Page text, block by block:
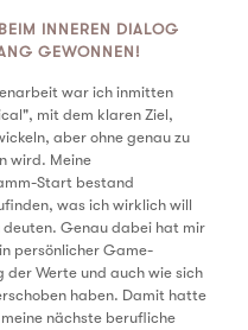
INNEREN DIALOG
GEWONNEN!
war ich inmitten
mit dem klaren Ziel,
aber ohne genau zu
wird. Meine
Start bestand
was ich wirklich will
deuten. Genau dabei hat mir
persönlicher Game-
Werte und auch wie sich
haben. Damit hatte
nächste berufliche